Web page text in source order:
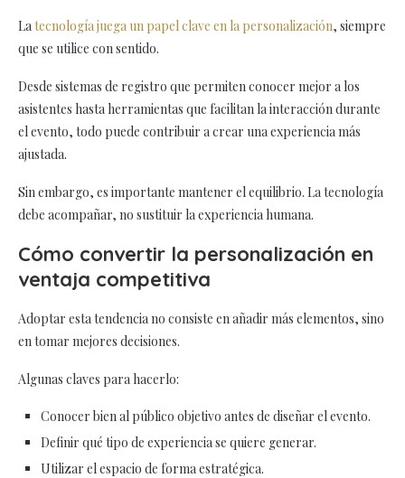
Latecnología juega un papel clave en la personalización, siempre
que se utilice con sentido.
Desde sistemas de registro que permiten conocer mejor a los
asistentes hasta herramientas que facilitan la interacción durante
el evento, todo puede contribuir a crear una experiencia más
ajustada.
Sin embargo, es importante mantener el equilibrio. La tecnología
debe acompañar, no sustituir la experiencia humana.
Cómo convertir la personalización en
ventaja competitiva
Adoptar esta tendencia no consiste en añadir más elementos, sino
en tomar mejores decisiones.
Algunas claves para hacerlo:
Conocer bien al público objetivo antes de diseñar el evento.
Definir qué tipo de experiencia se quiere generar.
Utilizar el espacio de forma estratégica.